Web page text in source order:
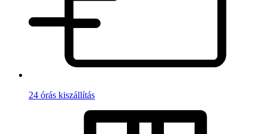
24 órás kiszállítás